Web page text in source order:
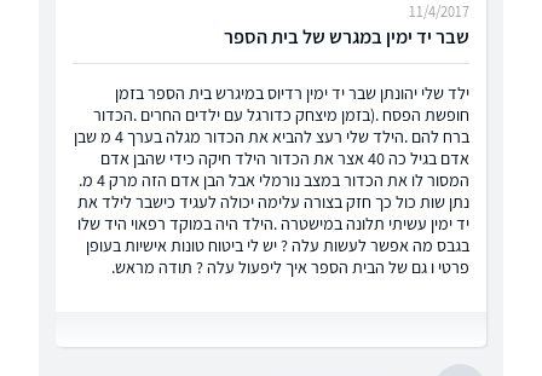
שבר יד ימין במגרש של בית הספר
11/4/2017
ילד שלי יהונתן שבר יד ימין רדיוס במיגרש בית הספר בזמן
חופשת הפסח .(בזמן מיצחק כדורגל עם ילדים החרים .הכדור
ברח להם .הילד שלי רעצ להביא את הכדור מגלה בערך 4 מ שבן
אדם בגיל כה 40 אצר את הכדור הילד חיקה כידי שהבן אדם
המסור לו את הכדור במצב נורמלי אבל הבן אדם הזה מרק 4 מ.
נתן שות כול כך חזק בצורה עלימה יכולה לעגיד כישבר לילד את
יד ימין עשיתי תלונה במישטרה .הילד היה במוקד רפאוי היד שלו
בגבס מה אפשר לעשות עלה ? יש לי ביטוח טונות אישיות בעופן
פרטי ו גם של הבית הספר איך ליפעול עלה ? תודה מראש.